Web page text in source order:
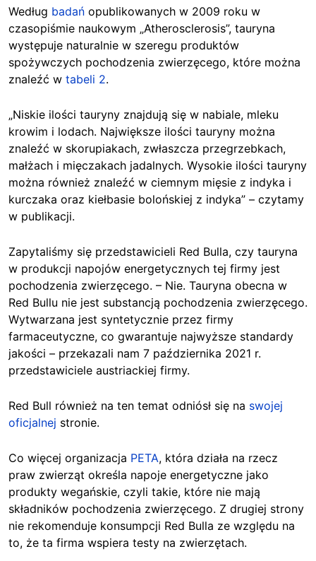
Według badań opublikowanych w 2009 roku w
czasopiśmie naukowym „Atherosclerosis”, tauryna
występuje naturalnie w szeregu produktów
spożywczych pochodzenia zwierzęcego, które można
znaleźć w tabeli 2.
„Niskie ilości tauryny znajdują się w nabiale, mleku
krowim i lodach. Największe ilości tauryny można
znaleźć w skorupiakach, zwłaszcza przegrzebkach,
małżach i mięczakach jadalnych. Wysokie ilości tauryny
można również znaleźć w ciemnym mięsie z indyka i
kurczaka oraz kiełbasie bolońskiej z indyka” – czytamy
w publikacji.
Zapytaliśmy się przedstawicieli Red Bulla, czy tauryna
w produkcji napojów energetycznych tej firmy jest
pochodzenia zwierzęcego. – Nie. Tauryna obecna w
Red Bullu nie jest substancją pochodzenia zwierzęcego.
Wytwarzana jest syntetycznie przez firmy
farmaceutyczne, co gwarantuje najwyższe standardy
jakości – przekazali nam 7 października 2021 r.
przedstawiciele austriackiej firmy.
Red Bull również na ten temat odniósł się na swojej
oficjalnej stronie.
Co więcej organizacja PETA, która działa na rzecz
praw zwierząt określa napoje energetyczne jako
produkty wegańskie, czyli takie, które nie mają
składników pochodzenia zwierzęcego. Z drugiej strony
nie rekomenduje konsumpcji Red Bulla ze względu na
to, że ta firma wspiera testy na zwierzętach.